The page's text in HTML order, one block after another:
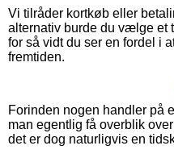
Vi tilråder kortkøb eller
alternativ burde du vælge et
for så vidt du ser en fordel i
fremtiden.
Forinden nogen handler på
man egentlig få overblik
det er dog naturligvis en